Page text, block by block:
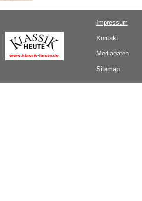
Impressum
Kontakt
Mediadaten
Sitemap